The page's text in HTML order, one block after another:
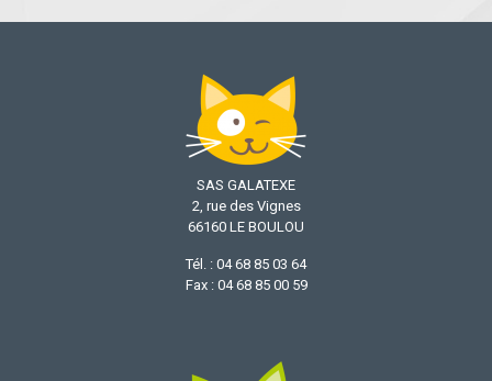
SAS GALATEXE
2, rue des Vignes
66160 LE BOULOU
Tél. : 04 68 85 03 64
Fax : 04 68 85 00 59